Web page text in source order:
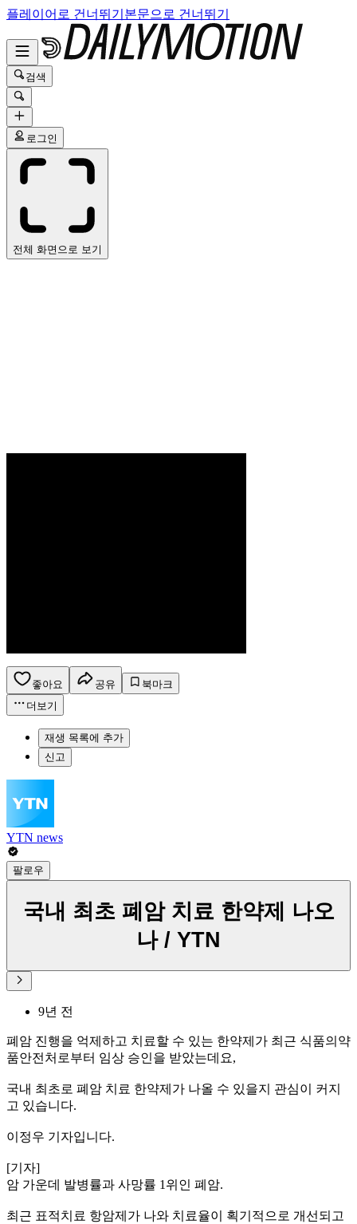
플레이어로 건너뛰기 본문으로 건너뛰기
검색
로그인
전체 화면으로 보기
좋아요 공유
북마크
더보기
재생 목록에 추가
신고
YTN news
팔로우
국내 최초 폐암 치료 한약제 나오
나 / YTN
9년 전
폐암 진행을 억제하고 치료할 수 있는 한약제가 최근 식품의약
품안전처로부터 임상 승인을 받았는데요,
국내 최초로 폐암 치료 한약제가 나올 수 있을지 관심이 커지
고 있습니다.
이정우 기자입니다.
[기자]
암 가운데 발병률과 사망률 1위인 폐암.
최근 표적치료 항암제가 나와 치료율이 획기적으로 개선되고